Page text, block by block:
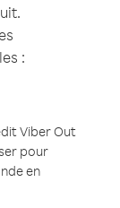
:
Viber Out
pour
en